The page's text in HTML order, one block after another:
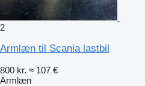
2
Armlæn til Scania lastbil
800 kr. ≈ 107 €
Armlæn